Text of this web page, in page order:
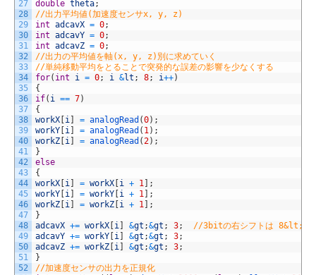
27
28
29
30
31
32
33
34
35
36
37
38
39
40
41
42
43
44
45
46
47
48
49
50
51
52
double theta;
//出力平均値(加速度センサx, y, z)
int adcavX = 0;
int adcavY = 0;
int adcavZ = 0;
//出力の平均値を軸(x, y, z)別に求めていく
//単純移動平均をとることで突発的な誤差の影響を少なくする
for( int i = 0; i &lt ; 8; i++)
{
if( i == 7)
{
workX i = analogRead (0) ;
workY i = analogRead ( 1) ;
workZ i = analogRead (2) ;
}
else
{
workX i = workX i + 1
;
workY i = workY i + 1
;
workZ i = workZ i + 1
;
}
adcavX += workX i &gt ;&gt ; 3;
//3bitの右シフトは 8&lt;2の
adcavY += workY i &gt ;&gt ; 3;
adcavZ += workZ i &gt ;&gt ; 3;
}
//加速度センサの出力を正規化